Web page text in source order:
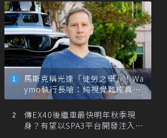
馬斯克稱光達「徒勞之舉」！Wa
ymo執行長嗆：純視覺難達真正
自動駕駛
傳EX40後繼車最快明年秋季現
身？有望以SPA3平台開發注入80